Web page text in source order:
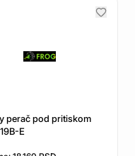
perač pod pritiskom
E